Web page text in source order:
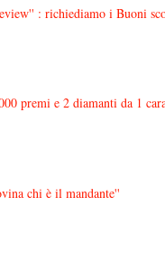
: richiediamo i Buoni
premi e 2 diamanti da 1
chi è il mandante''